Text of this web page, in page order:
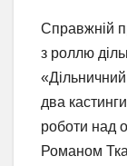
Справжній
з роллю
два
роботи над
Романом